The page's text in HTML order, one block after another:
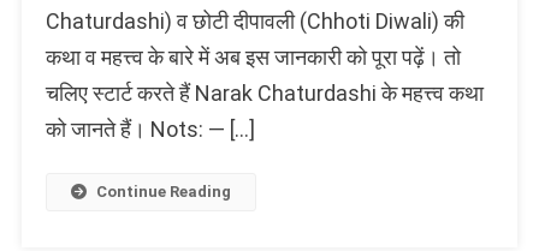
छोटी
दीपावली
व्रत
कथा
Chaturdashi) व छोटी दीपावली (Chhoti Diwali) की
कथा व महत्त्व के बारे में अब इस जानकारी को पूरा पढ़ें। तो
चलिए स्टार्ट करते हैं Narak Chaturdashi के महत्त्व कथा
को जानते हैं। Nots: — […]
Continue Reading